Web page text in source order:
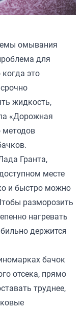
омывания
для
это
жидкость,
«Дорожная
методов
Гранта,
месте
и быстро можно
разморозить
нагревать
держится
бачок
отсека, прямо
труднее,